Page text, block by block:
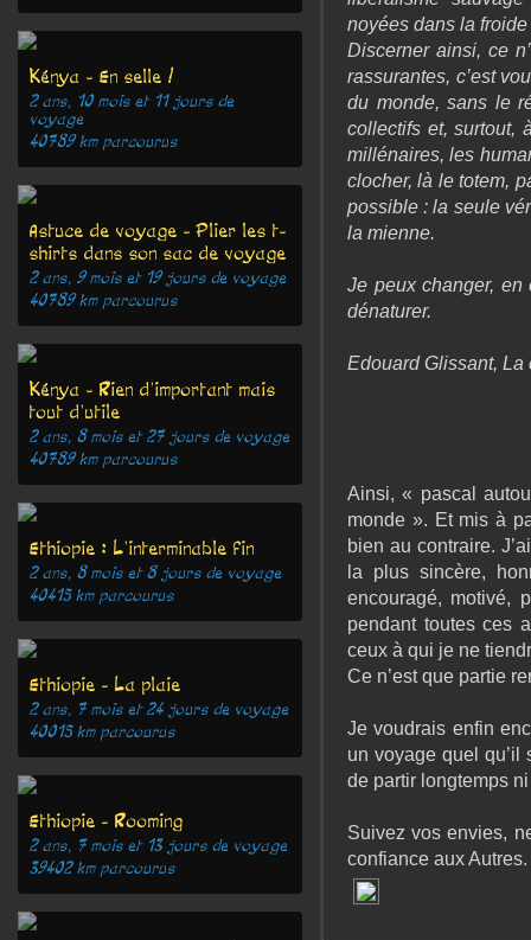
Kénya - En selle !
2 ans, 10 mois et 11 jours de
voyage
40789km parcourus
Astuce de voyage - Plier les t-
shirts dans son sac de voyage
2 ans, 9 mois et 19 jours de voyage
40789km parcourus
Kénya - Rien d'important mais
tout d'utile
2 ans, 8 mois et 27 jours de voyage
40789km parcourus
Ethiopie : L'interminable fin
2 ans, 8 mois et 8 jours de voyage
40415km parcourus
Ethiopie - La plaie
2 ans, 7 mois et 24 jours de voyage
40015km parcourus
Ethiopie - Rooming
2 ans, 7 mois et 13 jours de voyage
39402km parcourus
noyées dans la
Discerner ainsi, ce
rassurantes, c’est
du monde, sans le
collectifs et, surtout,
millénaires, les
clocher, là le totem,
possible : la seule
la mienne.
Je peux changer, en
dénaturer.
Edouard Glissant, La
Ainsi, « pascal
monde ». Et mis à
bien au contraire.
la plus sincère,
encouragé, motivé,
pendant toutes ces
ceux à qui je ne
Ce n’est que partie
Je voudrais enfin
un voyage quel qu’il
de partir longtemps
Suivez vos envies,
confiance aux Autres.